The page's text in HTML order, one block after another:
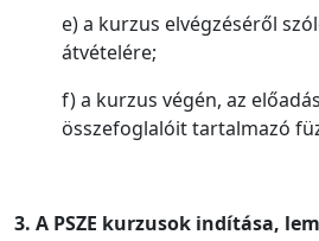
e) a kurzus elvégzéséről
átvételére;
f) a kurzus végén, az
összefoglalóit tartalmazó
3. A PSZE kurzusok indítása,